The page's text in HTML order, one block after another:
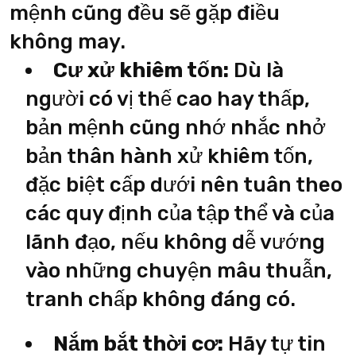
mệnh cũng đều sẽ gặp điều
không may.
Cư xử khiêm tốn: Dù là
người có vị thế cao hay thấp,
bản mệnh cũng nhớ nhắc nhở
bản thân hành xử khiêm tốn,
đặc biệt cấp dưới nên tuân theo
các quy định của tập thể và của
lãnh đạo, nếu không dễ vướng
vào những chuyện mâu thuẫn,
tranh chấp không đáng có.
Nắm bắt thời cơ: Hãy tự tin